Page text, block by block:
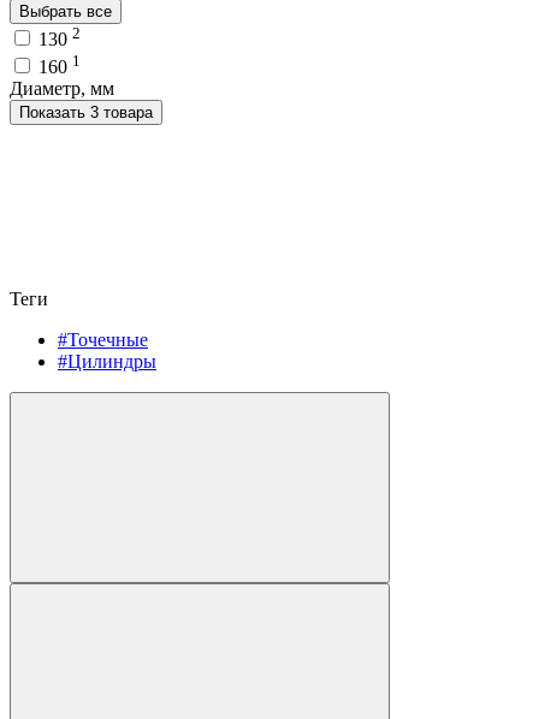
Выбрать все
130 2
160 1
Диаметр, мм
Показать 3 товара
Теги
#Точечные
#Цилиндры